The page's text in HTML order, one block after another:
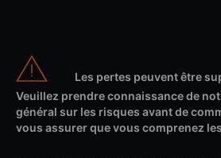
Les pertes peuvent être
Veuillez prendre connaissance de
général sur les risques avant de
vous assurer que vous comprenez